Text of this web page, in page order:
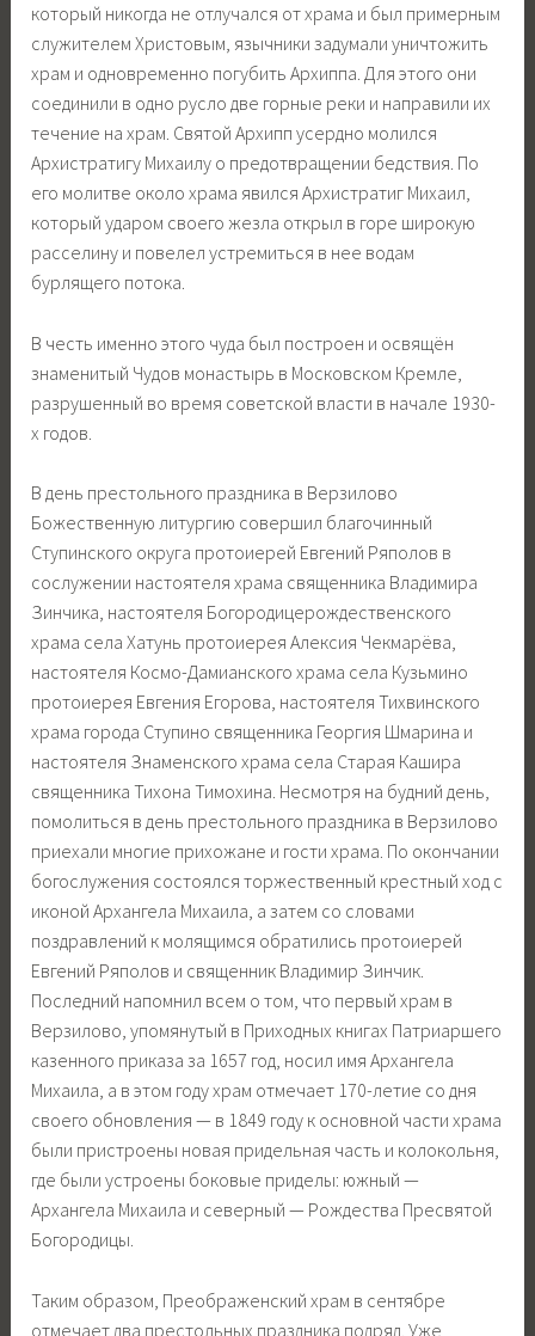
который никогда не отлучался от храма и был примерным
служителем Христовым, язычники задумали уничтожить
храм и одновременно погубить Архиппа. Для этого они
соединили в одно русло две горные реки и направили их
течение на храм. Святой Архипп усердно молился
Архистратигу Михаилу о предотвращении бедствия. По
его молитве около храма явился Архистратиг Михаил,
который ударом своего жезла открыл в горе широкую
расселину и повелел устремиться в нее водам
бурлящего потока.
В честь именно этого чуда был построен и освящён
знаменитый Чудов монастырь в Московском Кремле,
разрушенный во время советской власти в начале 1930-
х годов.
В день престольного праздника в Верзилово
Божественную литургию совершил благочинный
Ступинского округа протоиерей Евгений Ряполов в
сослужении настоятеля храма священника Владимира
Зинчика, настоятеля Богородицерождественского
храма села Хатунь протоиерея Алексия Чекмарёва,
настоятеля Космо-Дамианского храма села Кузьмино
протоиерея Евгения Егорова, настоятеля Тихвинского
храма города Ступино священника Георгия Шмарина и
настоятеля Знаменского храма села Старая Кашира
священника Тихона Тимохина. Несмотря на будний день,
помолиться в день престольного праздника в Верзилово
приехали многие прихожане и гости храма. По окончании
богослужения состоялся торжественный крестный ход с
иконой Архангела Михаила, а затем со словами
поздравлений к молящимся обратились протоиерей
Евгений Ряполов и священник Владимир Зинчик.
Последний напомнил всем о том, что первый храм в
Верзилово, упомянутый в Приходных книгах Патриаршего
казенного приказа за 1657 год, носил имя Архангела
Михаила, а в этом году храм отмечает 170-летие со дня
своего обновления — в 1849 году к основной части храма
были пристроены новая придельная часть и колокольня,
где были устроены боковые приделы: южный —
Архангела Михаила и северный — Рождества Пресвятой
Богородицы.
Таким образом, Преображенский храм в сентябре
отмечает два престольных праздника подряд. Уже